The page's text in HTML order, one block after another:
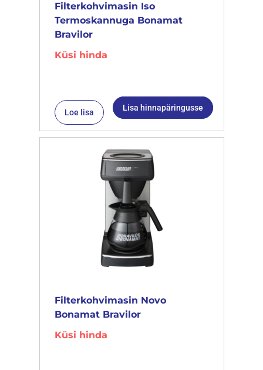
Filterkohvimasin Iso
Termoskannuga Bonamat
Bravilor
Küsi hinda
Loe lisa Lisa hinnapäringusse
Filterkohvimasin Novo
Bonamat Bravilor
Küsi hinda